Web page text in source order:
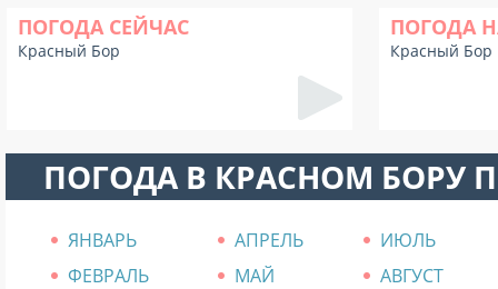
ПОГОДА СЕЙЧАС
Красный Бор
ПОГОДА
Красный Бор
ПОГОДА В КРАСНОМ БОРУ
ЯНВАРЬ АПРЕЛЬ
ИЮЛЬ
ФЕВРАЛЬ
МАЙ
АВГУСТ